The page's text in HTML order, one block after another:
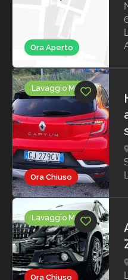
Ora Aperto
Ora Chiuso
Lavaggio Moto
Ora Chiuso
Lavaggio Moto